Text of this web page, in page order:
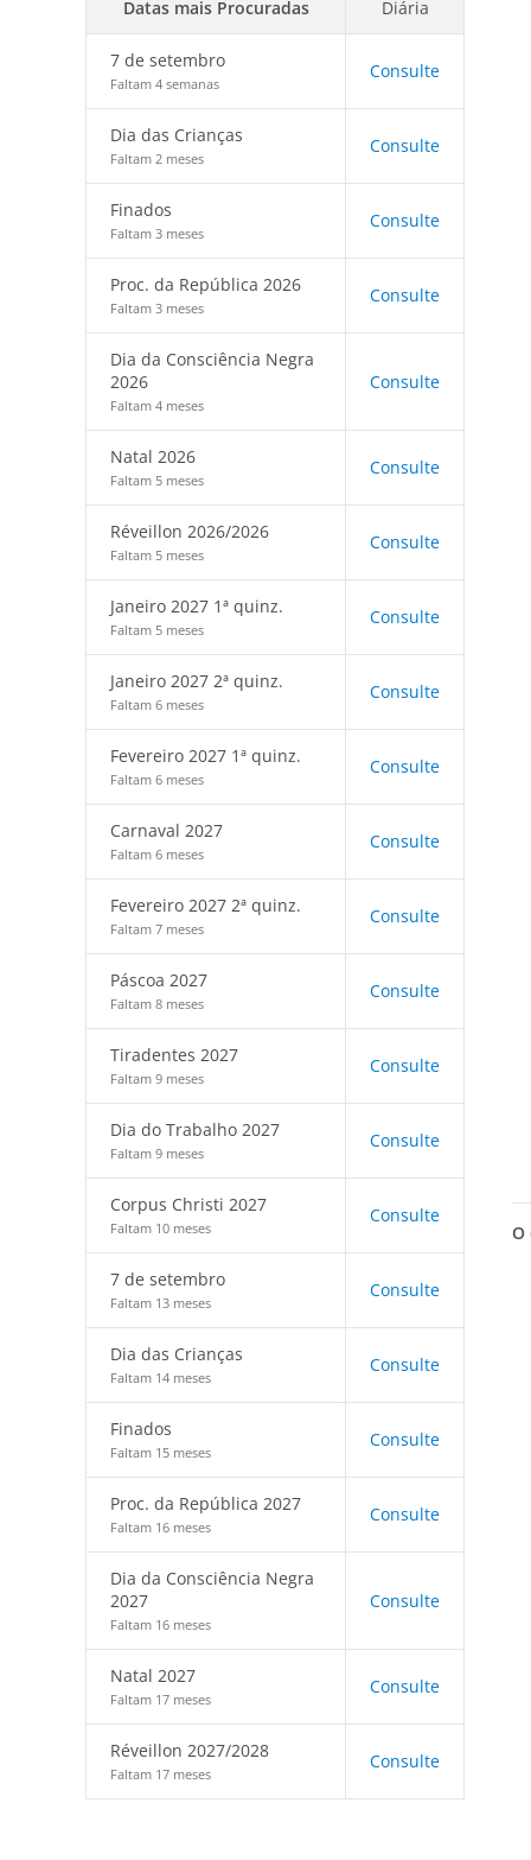
Datas mais Procuradas Diária
7 de setembro
Faltam 4 semanas
Consulte
Dia das Crianças
Faltam 2 meses
Consulte
Finados
Faltam 3 meses
Consulte
Proc. da República 2026
Faltam 3 meses
Consulte
Dia da Consciência Negra
2026
Faltam 4 meses
Consulte
Natal 2026
Faltam 5 meses
Consulte
Réveillon 2026/2026
Faltam 5 meses
Consulte
Janeiro 2027 1ª quinz.
Faltam 5 meses
Consulte
Janeiro 2027 2ª quinz.
Faltam 6 meses
Consulte
Fevereiro 2027 1ª quinz.
Faltam 6 meses
Consulte
Carnaval 2027
Faltam 6 meses
Consulte
Fevereiro 2027 2ª quinz.
Faltam 7 meses
Consulte
Páscoa 2027
Faltam 8 meses
Consulte
Tiradentes 2027
Faltam 9 meses
Consulte
Dia do Trabalho 2027
Faltam 9 meses
Consulte
Corpus Christi 2027
Faltam 10 meses
Consulte
7 de setembro
Faltam 13 meses
Consulte
Dia das Crianças
Faltam 14 meses
Consulte
Finados
Faltam 15 meses
Consulte
Proc. da República 2027
Faltam 16 meses
Consulte
Dia da Consciência Negra
2027
Faltam 16 meses
Consulte
Natal 2027
Faltam 17 meses
Consulte
Réveillon 2027/2028
Faltam 17 meses
Consulte
O